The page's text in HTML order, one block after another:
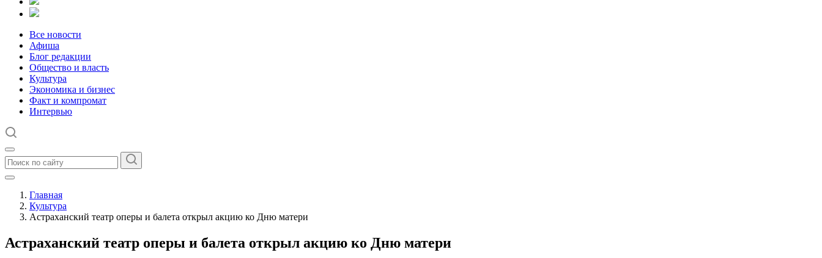
Все новости
Афиша
Блог редакции
Общество и власть
Культура
Экономика и бизнес
Факт и компромат
Интервью
Главная
Культура
Астраханский театр оперы и балета открыл акцию ко Дню матери
Астраханский театр оперы и балета открыл акцию ко Дню матери